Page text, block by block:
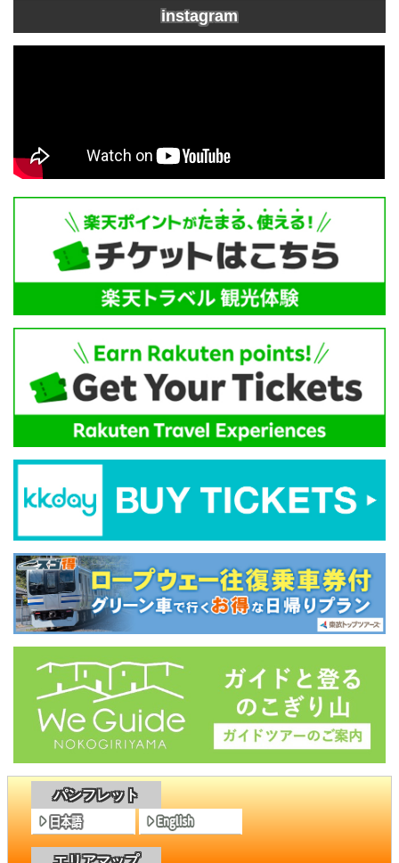
instagram
パンフレット